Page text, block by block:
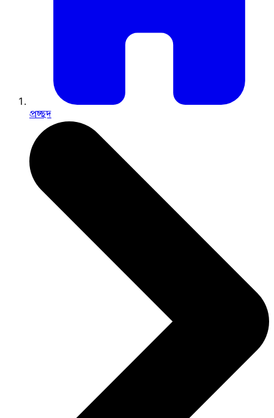
প্রচ্ছদ